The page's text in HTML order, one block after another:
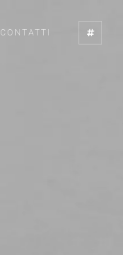
CONTATTI